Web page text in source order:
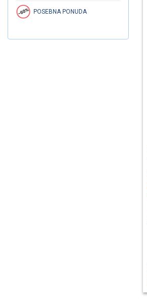
POSEBNA PONUDA